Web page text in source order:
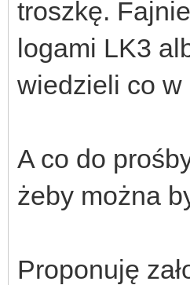
troszkę.
logami LK3
wiedzieli co
A co do
żeby można
Proponuję